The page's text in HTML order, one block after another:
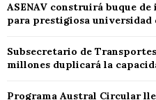
ASENAV construirá buque
para prestigiosa universidad
Subsecretario de
millones duplicará la
Programa Austral Circular